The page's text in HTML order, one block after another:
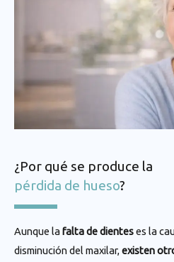
¿Por qué se produce la
pérdida de hueso?
Aunque lafalta de dienteses la
disminución del maxilar,existen